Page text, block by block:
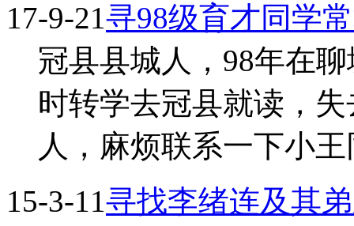
17-9-21寻98级育才同学
冠县县城人，98年在
时转学去冠县就读，
人，麻烦联系一下小
15-3-11寻找李绪连及其